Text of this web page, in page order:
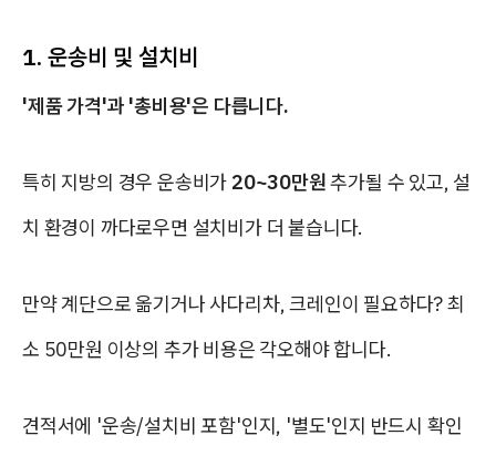
1. 운송비 및 설치비
'제품 가격'과 '총비용'은 다릅니다.
특히 지방의 경우 운송비가 20~30만원추가될 수 있고, 설
치 환경이 까다로우면 설치비가 더 붙습니다.
만약 계단으로 옮기거나 사다리차, 크레인이 필요하다?최
소 50만원 이상의 추가 비용은 각오해야 합니다.
견적서에 '운송/설치비 포함'인지, '별도'인지 반드시 확인